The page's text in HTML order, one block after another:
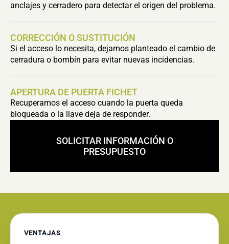
anclajes y cerradero para detectar el origen del problema.
CORRECCIÓN O SUSTITUCIÓN
Si el acceso lo necesita, dejamos planteado el cambio de
cerradura o bombín para evitar nuevas incidencias.
APERTURA DE PUERTA FICHET
Recuperamos el acceso cuando la puerta queda
bloqueada o la llave deja de responder.
SOLICITAR INFORMACIÓN O
PRESUPUESTO
VENTAJAS